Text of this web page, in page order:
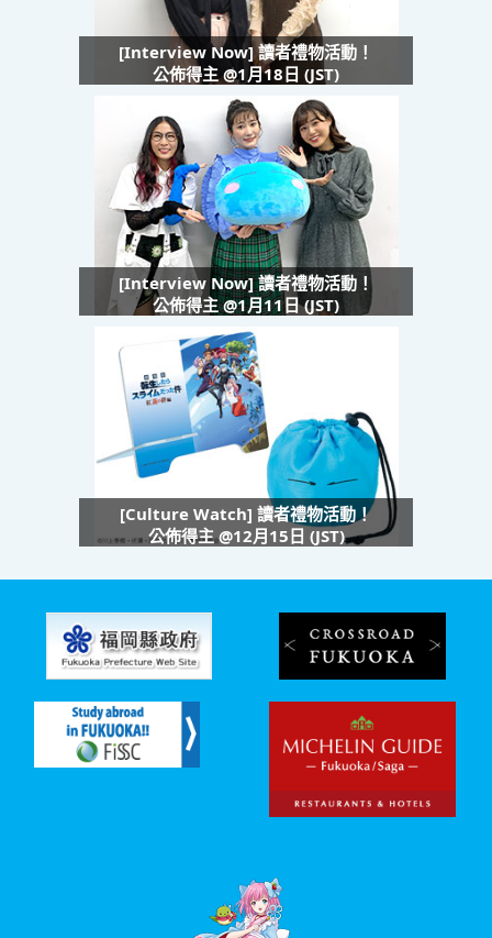
[Interview Now] 讀者禮物活動！
公佈得主 @1月18日 (JST)
[Interview Now] 讀者禮物活動！
公佈得主 @1月11日 (JST)
[Culture Watch] 讀者禮物活動！
公佈得主 @12月15日 (JST)